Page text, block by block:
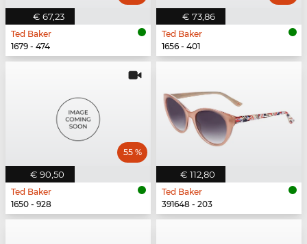
€ 67,23
Ted Baker
1679 - 474
€ 73,86
Ted Baker
1656 - 401
€ 90,50
55 %
Ted Baker
1650 - 928
€ 112,80
Ted Baker
391648 - 203